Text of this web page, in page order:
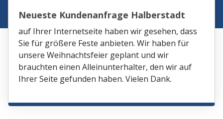
Neueste Kundenanfrage Halberstadt
auf Ihrer Internetseite haben wir gesehen, dass
Sie für größere Feste anbieten. Wir haben für
unsere Weihnachtsfeier geplant und wir
brauchten einen Alleinunterhalter, den wir auf
Ihrer Seite gefunden haben. Vielen Dank.